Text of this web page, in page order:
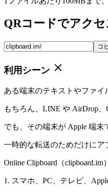
QRコードでアクセ
コ
利用シーン
ある端末のテキストやファイ
もちろん、LINE や AirDrop、
でも、その端末が Apple 端
一時的な転送のためだけにア
Online Clipboard（
1. スマホ、PC、テレビ、